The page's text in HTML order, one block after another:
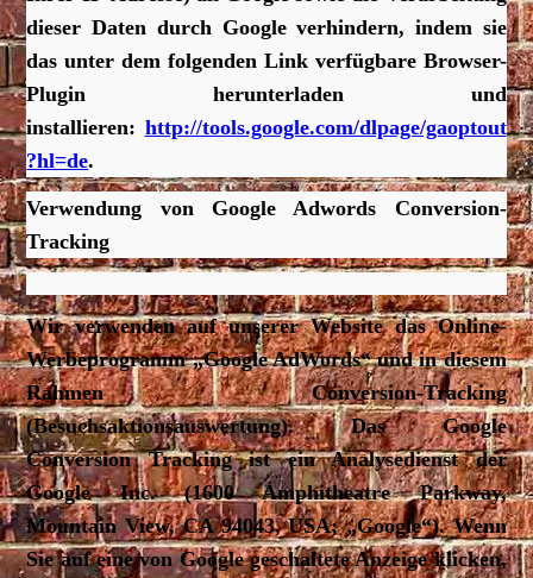
dieser Daten durch Google verhindern, indem sie
das unter dem folgenden Link verfügbare Browser-
Plugin herunterladen und
installieren: http://tools.google.com/dlpage/gaoptout
?hl=de.
Verwendung von Google Adwords Conversion-
Tracking
Wir verwenden auf unserer Website das Online-
Werbeprogramm „Google AdWords“ und in diesem
Rahmen Conversion-Tracking
(Besuchsaktionsauswertung). Das Google
Conversion Tracking ist ein Analysedienst der
Google Inc. (1600 Amphitheatre Parkway,
Mountain View, CA 94043, USA; „Google“). Wenn
Sie auf eine von Google geschaltete Anzeige klicken,